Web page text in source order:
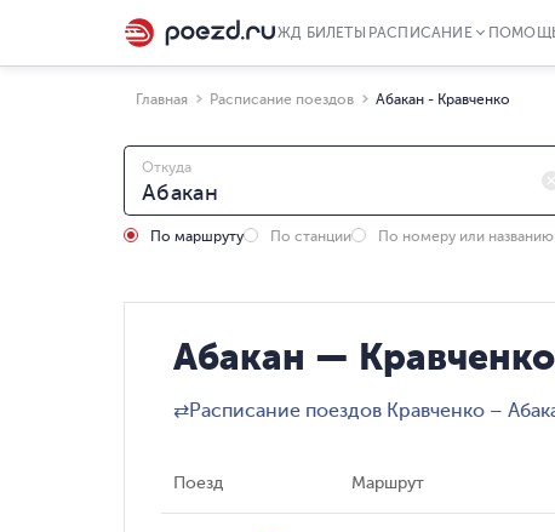
ЖД БИЛЕТЫ РАСПИСАНИЕ
Главная Расписание поездов Абакан - Кравченко
Откуда
По маршруту По станции По номеру или
Абакан —
⇄Расписание поездов Кравченко –
Поезд Маршрут